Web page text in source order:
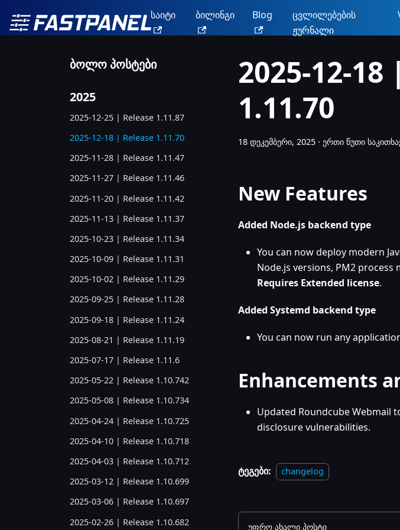
საიტი ბილინგი Blog
ცვლილებების
ჟურნალი
ბოლო პოსტები
2025
2025-12-25 | Release 1.11.87
2025-12-18 | Release 1.11.70
2025-11-28 | Release 1.11.47
2025-11-27 | Release 1.11.46
2025-11-20 | Release 1.11.42
2025-11-13 | Release 1.11.37
2025-10-23 | Release 1.11.34
2025-10-09 | Release 1.11.31
2025-10-02 | Release 1.11.29
2025-09-25 | Release 1.11.28
2025-09-18 | Release 1.11.24
2025-08-21 | Release 1.11.19
2025-07-17 | Release 1.11.6
2025-05-22 | Release 1.10.742
2025-05-08 | Release 1.10.734
2025-04-24 | Release 1.10.725
2025-04-10 | Release 1.10.718
2025-04-03 | Release 1.10.712
2025-03-12 | Release 1.10.699
2025-03-06 | Release 1.10.697
2025-02-26 | Release 1.10.682
2025-12-18
1.11.70
18 დეკემბერი, 2025 · ერთი წუთი
New Features
Added Node.js backend type
You can now deploy modern
Node.js versions, PM2
Requires Extended license.
Added Systemd backend type
You can now run any
Enhancements
Updated Roundcube Webmail
disclosure vulnerabilities.
ტეგები: changelog
უფრო ახალი პოსტი